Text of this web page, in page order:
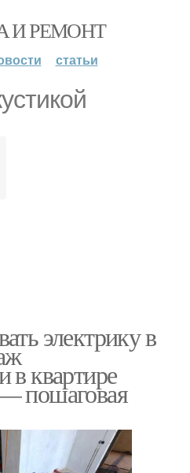
И РЕМОНТ
статьи
электрику в
в квартире
пошаговая